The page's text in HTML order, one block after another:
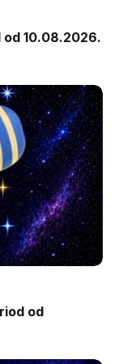
od 10.08.2026.
od